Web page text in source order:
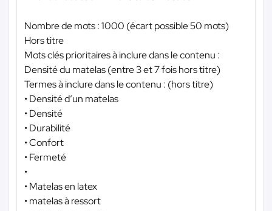
Nombre de mots : 1000 (écart possible 50 mots)
Hors titre
Mots clés prioritaires à inclure dans le contenu :
Densité du matelas (entre 3 et 7 fois hors titre)
Termes à inclure dans le contenu : (hors titre)
• Densité d’un matelas
• Densité
• Durabilité
• Confort
• Fermeté
•
• Matelas en latex
• matelas à ressort